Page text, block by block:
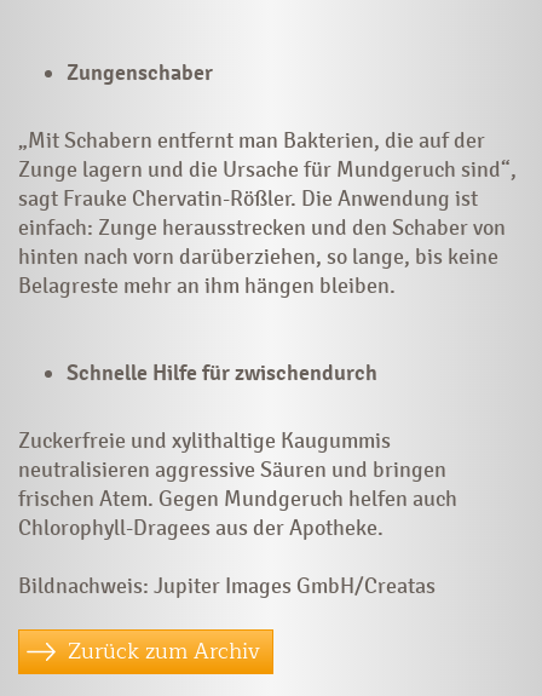
Zungenschaber
„Mit Schabern entfernt man Bakterien, die auf der
Zunge lagern und die Ursache für Mundgeruch sind“,
sagt Frauke Chervatin-Rößler. Die Anwendung ist
einfach: Zunge herausstrecken und den Schaber von
hinten nach vorn darüberziehen, so lange, bis keine
Belagreste mehr an ihm hängen bleiben.
Schnelle Hilfe für zwischendurch
Zuckerfreie und xylithaltige Kaugummis
neutralisieren aggressive Säuren und bringen
frischen Atem. Gegen Mundgeruch helfen auch
Chlorophyll-Dragees aus der Apotheke.
Bildnachweis: Jupiter Images GmbH/Creatas
Zurück zum Archiv